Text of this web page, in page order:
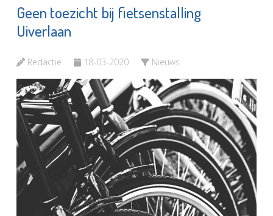
Geen toezicht bij fietsenstalling
Uiverlaan
Redactie 18-03-2020 Nieuws